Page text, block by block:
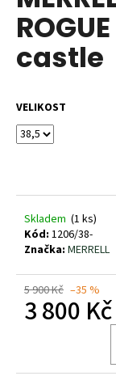
0,0
hvězdiček.
castle
VELIKOST
Skladem (1 ks)
Kód: 1206/38-
Značka: MERRELL
5 900 Kč –35 %
3 800 Kč
a
j
í
?
D
o
p
o